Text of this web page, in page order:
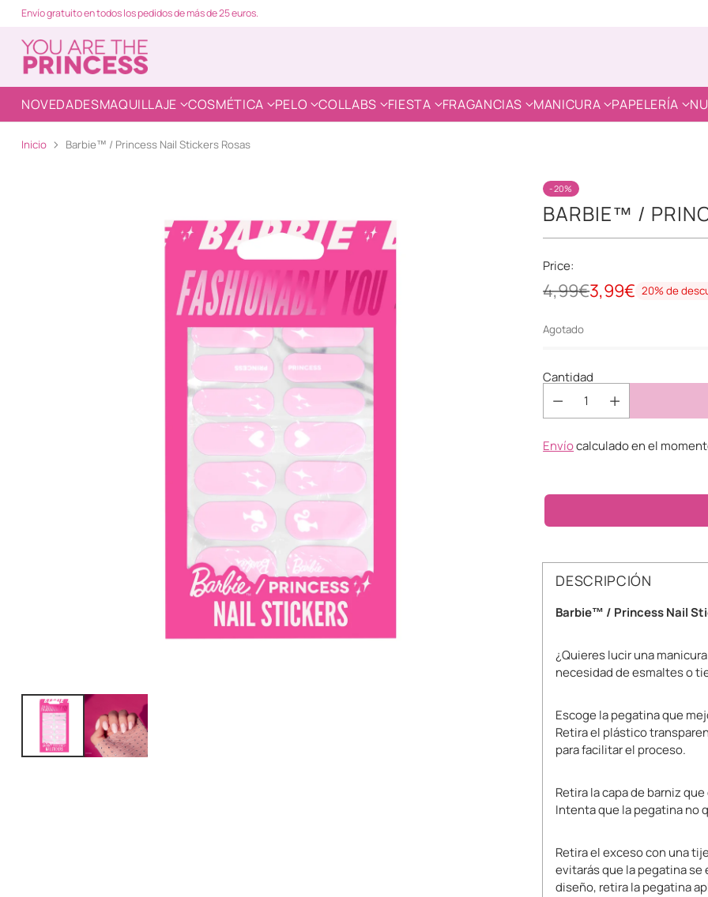
Envío gratuito en todos los pedidos de más de 25 euros.
NOVEDADESMAQUILLAJE COSMÉTICA PELO COLLABS FIESTA FRAGANCIAS MANICURA PAPELERÍA
Inicio Barbie™ / Princess Nail Stickers Rosas
-20%
BARBIE™ /
Price:
Precio
habitual
4,99€3,99€ 20% de
Agotado
Cantidad
Envíocalculado en el
DESCRIPCIÓN
Barbie™ / Princess Nail
¿Quieres lucir una
necesidad de esmaltes o
Escoge la pegatina que
Retira el plástico
para facilitar el proceso.
Retira la capa de barniz
Intenta que la pegatina no
Retira el exceso con una
evitarás que la pegatina se
diseño, retira la pegatina